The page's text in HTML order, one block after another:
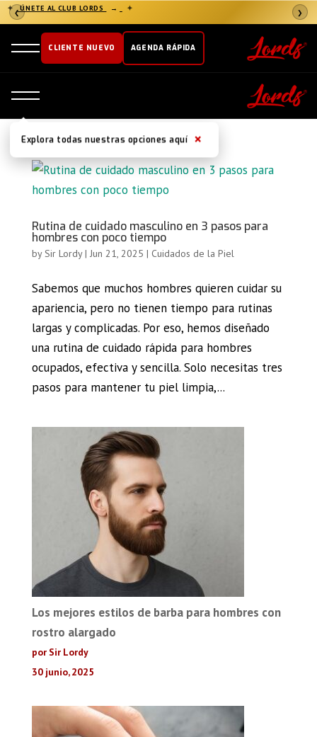
❮ ❯
✦ ÚNETE AL CLUB LORDS → ✦
CLIENTE NUEVO AGENDA RÁPIDA
Explora todas nuestras opciones aquí ×
Rutina de cuidado masculino en 3 pasos para
hombres con poco tiempo
bySir Lordy| Jun 21, 2025 | Cuidados de la Piel
Sabemos que muchos hombres quieren cuidar su
apariencia, pero no tienen tiempo para rutinas
largas y complicadas. Por eso, hemos diseñado
una rutina de cuidado rápida para hombres
ocupados, efectiva y sencilla. Solo necesitas tres
pasos para mantener tu piel limpia,...
Los mejores estilos de barba para hombres con
rostro alargado
por Sir Lordy
30 junio, 2025